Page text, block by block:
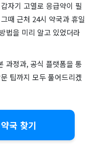
자기 고열로 응급약이 필
때 근처 24시 약국과 휴일
법을 미리 알고 있었더라
과정과, 공식 플랫폼을 통
팁까지 모두 풀어드리겠
국 찾기